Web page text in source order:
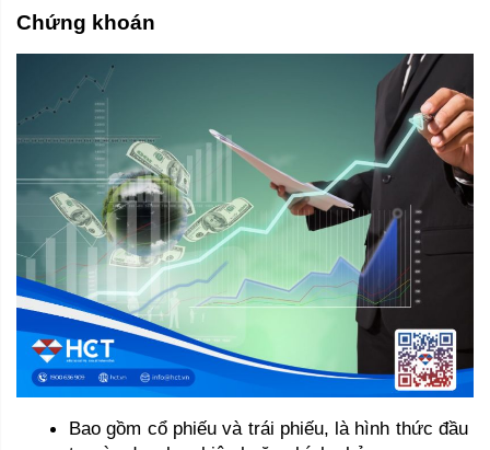
Chứng khoán
Bao gồm cổ phiếu và trái phiếu, là hình thức đầu